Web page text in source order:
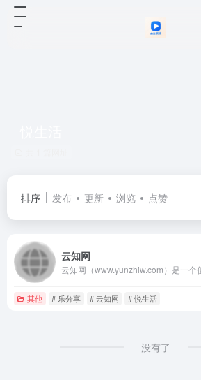
排序 发布 更新 浏览 点赞
云知网
其他 # 乐分享 # 云知网 # 悦生活
没有了